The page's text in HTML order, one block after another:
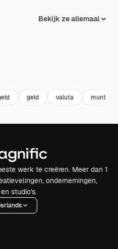
Bekijk ze allemaal
geld valuta munt
werk te creëren. Meer dan 1
ondernemingen,
studio's.